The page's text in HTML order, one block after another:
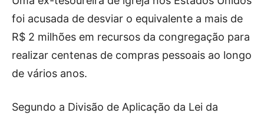
foi acusada de desviar o equivalente a mais de
R$ 2 milhões em recursos da congregação para
realizar centenas de compras pessoais ao longo
de vários anos.
Segundo a Divisão de Aplicação da Lei da